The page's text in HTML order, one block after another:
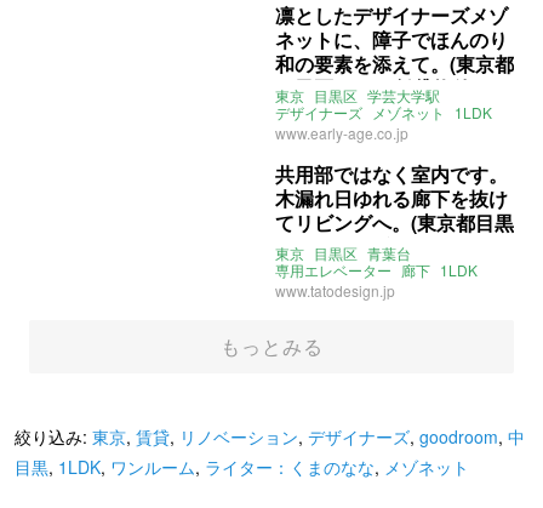
凛としたデザイナーズメゾ
ネットに、障子でほんのり
和の要素を添えて。(東京都
目黒区40㎡の賃貸物件)
東京 目黒区 学芸大学駅
デザイナーズ
メゾネット
1LDK
賃貸
www.early-age.co.jp
共用部ではなく室内です。
木漏れ日ゆれる廊下を抜け
てリビングへ。(東京都目黒
区60㎡の賃貸物件)
東京 目黒区 青葉台
専用エレベーター 廊下 1LDK
賃貸 賃貸
www.tatodesign.jp
もっとみる
絞り込み: 東京, 賃貸, リノベーション, デザイナーズ, goodroom, 中
目黒, 1LDK, ワンルーム, ライター：くまのなな, メゾネット